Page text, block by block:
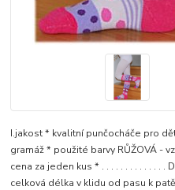
I.jakost * kvalitní punčocháče pro
gramáž * použité barvy RŮŽOVÁ -
cena za jeden kus * . . . . . . . . . . . . . .
celková délka v klidu od pasu k